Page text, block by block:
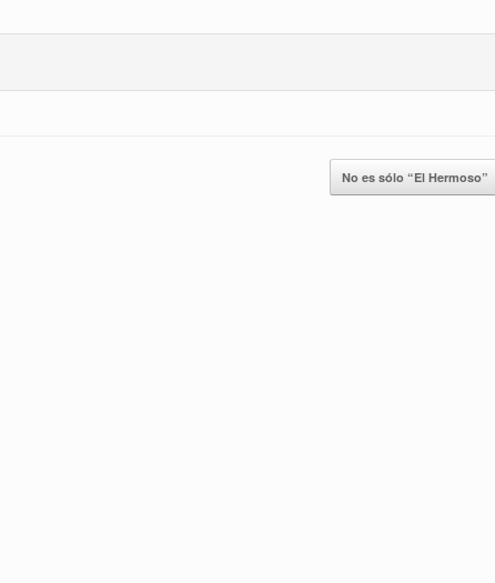
No es sólo “El Hermoso”